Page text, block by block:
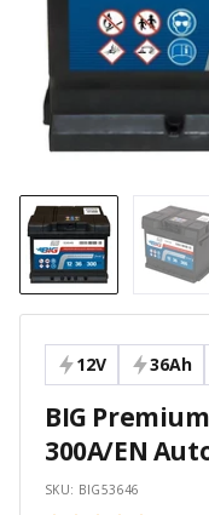
12V 36Ah
BIG
300A/EN
SKU: BIG53646